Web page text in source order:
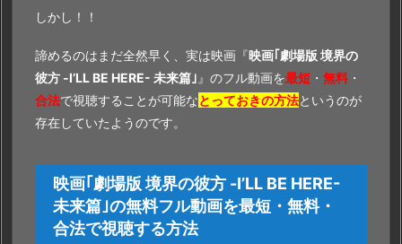
しかし！！
諦めるのはまだ全然早く、実は映画『映画｢劇場版 境界の
彼方 -I’LL BE HERE- 未来篇｣ 』のフル動画を最短 ・ 無料 ・
合法で視聴することが可能なとっておきの方法というのが
存在していたようのです。
映画｢劇場版 境界の彼方 -I’LL BE HERE-
未来篇｣の無料フル動画を最短・無料・
合法で視聴する方法